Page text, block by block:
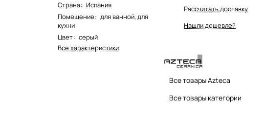
Страна: Испания
Помещение: для ванной, для
кухни
Цвет: серый
Все характеристики
Рассчитать доставку
Нашли дешевле?
Все товары Azteca
Все товары категории